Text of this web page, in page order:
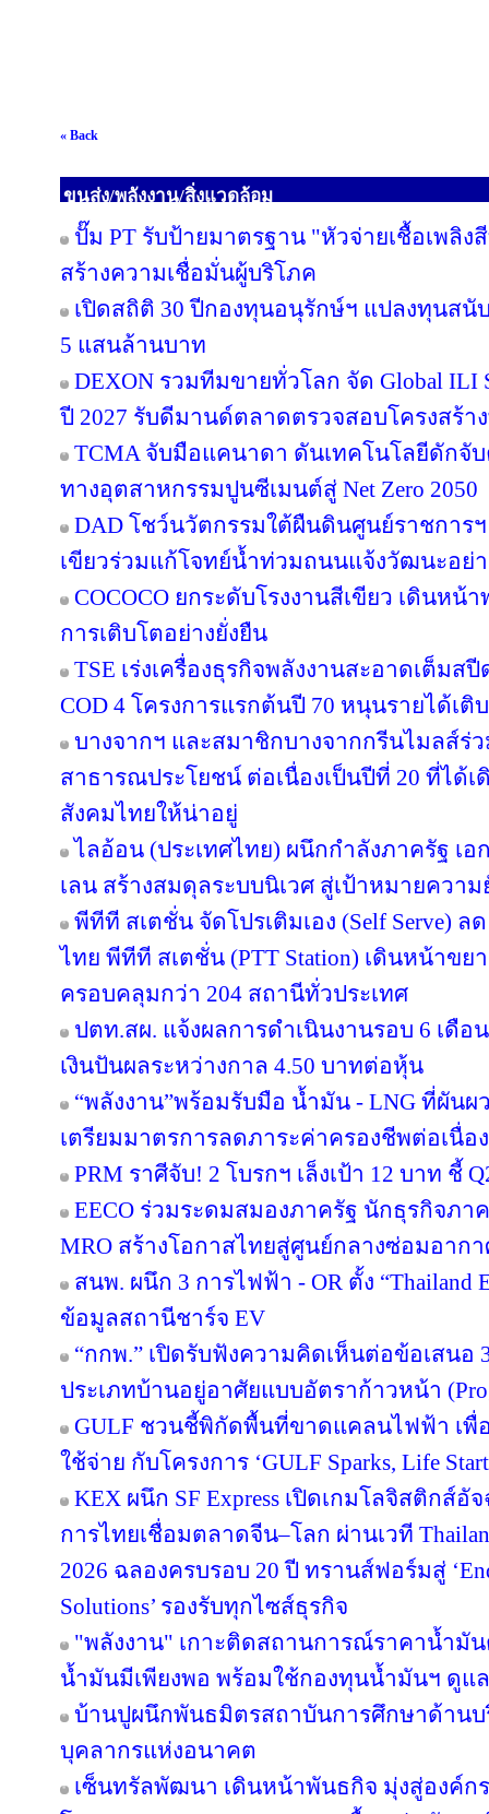
« Back
ขนส่ง/พลังงาน/สิ่งแวดล้อม
ปั๊ม PT รับป้ายมาตรฐาน "หัวจ่ายเชื้อเพลิง
สร้างความเชื่อมั่นผู้บริโภค
เปิดสถิติ 30 ปีกองทุนอนุรักษ์ฯ แปลงทุนส
5 แสนล้านบาท
DEXON รวมทีมขายทั่วโลก จัด Global ILI
ปี 2027 รับดีมานด์ตลาดตรวจสอบโครงสร้
TCMA จับมือแคนาดา ดันเทคโนโลยีดักจั
ทางอุตสาหกรรมปูนซีเมนต์สู่ Net Zero 2050
DAD โชว์นวัตกรรมใต้ผืนดินศูนย์ราชการ
เขียวร่วมแก้โจทย์น้ำท่วมถนนแจ้งวัฒนะอย่า
COCOCO ยกระดับโรงงานสีเขียว เดินห
การเติบโตอย่างยั่งยืน
TSE เร่งเครื่องธุรกิจพลังงานสะอาดเต็มส
COD 4 โครงการแรกต้นปี 70 หนุนรายได้เติ
บางจากฯ และสมาชิกบางจากกรีนไมลส์ร่
สาธารณประโยชน์ ต่อเนื่องเป็นปีที่ 20 ที่ได้เ
สังคมไทยให้น่าอยู่
ไลอ้อน (ประเทศไทย) ผนึกกำลังภาครัฐ
เลน สร้างสมดุลระบบนิเวศ สู่เป้าหมายความ
พีทีที สเตชั่น จัดโปรเติมเอง (Self Serve)
ไทย พีทีที สเตชั่น (PTT Station) เดินหน้าขยา
ครอบคลุมกว่า 204 สถานีทั่วประเทศ
ปตท.สผ. แจ้งผลการดำเนินงานรอบ 6 เดือ
เงินปันผลระหว่างกาล 4.50 บาทต่อหุ้น
“พลังงาน”พร้อมรับมือ น้ำมัน - LNG ที่ผันผ
เตรียมมาตรการลดภาระค่าครองชีพต่อเนื่อง
PRM ราศีจับ! 2 โบรกฯ เล็งเป้า 12 บาท ชี้
EECO ร่วมระดมสมองภาครัฐ นักธุรกิจภ
MRO สร้างโอกาสไทยสู่ศูนย์กลางซ่อมอาก
สนพ. ผนึก 3 การไฟฟ้า - OR ตั้ง “Thailand
ข้อมูลสถานีชาร์จ EV
“กกพ.” เปิดรับฟังความคิดเห็นต่อข้อเสน
ประเภทบ้านอยู่อาศัยแบบอัตราก้าวหน้า
GULF ชวนชี้พิกัดพื้นที่ขาดแคลนไฟฟ้า เพื่
ใช้จ่าย กับโครงการ ‘GULF Sparks, Life
KEX ผนึก SF Express เปิดเกมโลจิสติกส์
การไทยเชื่อมตลาดจีน–โลก ผ่านเวที
2026 ฉลองครบรอบ 20 ปี ทรานส์ฟอร์มสู่
Solutions’ รองรับทุกไซส์ธุรกิจ
"พลังงาน" เกาะติดสถานการณ์ราคาน้ำมั
น้ำมันมีเพียงพอ พร้อมใช้กองทุนน้ำมันฯ ดูแ
บ้านปูผนึกพันธมิตรสถาบันการศึกษาด้าน
บุคลากรแห่งอนาคต
เซ็นทรัลพัฒนา เดินหน้าพันธกิจ มุ่งสู่องค์กร